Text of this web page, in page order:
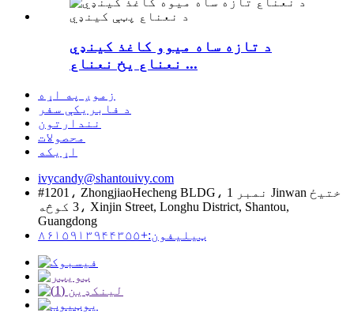
د تازه ساه میوو کاغذ کینډي
نعناع یخ نعناع ...
زموږ په اړه
د فابریکې سفر
نندارتون
محصولات
اړیکه
ivycandy@shantouivy.com
#1201، ZhongjiaoHecheng BLDG، نمبر 1 Jinwan ختیځ
3 کوڅه، Xinjin Street, Longhu District, Shantou,
Guangdong
ټیلیفون:+۸۶۱۵۹۱۳۹۴۴۳۵۵